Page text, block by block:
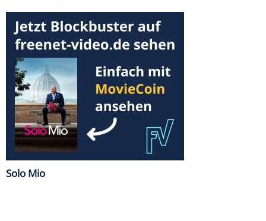
Solo Mio